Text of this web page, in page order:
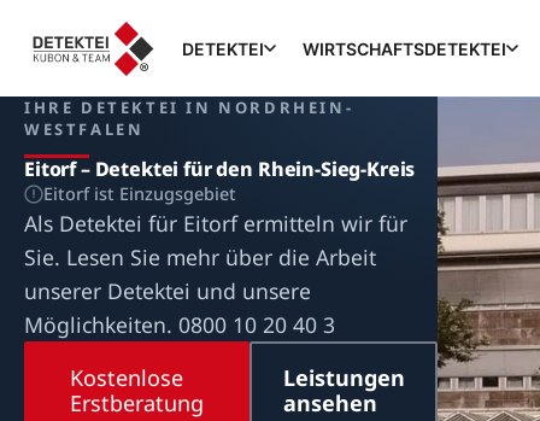
DETEKTEI WIRTSCHAFTSDETEKTEI
IHRE DETEKTEI IN NORDRHEIN-
WESTFALEN
Eitorf – Detektei für den Rhein-Sieg-Kreis
Eitorf ist Einzugsgebiet
Als Detektei für Eitorf ermitteln wir für
Sie. Lesen Sie mehr über die Arbeit
unserer Detektei und unsere
Möglichkeiten. 0800 10 20 40 3
Kostenlose
Erstberatung
Leistungen
ansehen